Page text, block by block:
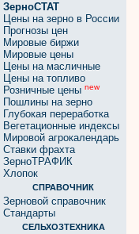
ЗерноСТАТ
Цены на зерно в России
Прогнозы цен
Мировые биржи
Мировые цены
Цены на масличные
Цены на топливо
Розничные цены new
Пошлины на зерно
Глубокая переработка
Вегетационные индексы
Мировой агрокалендарь
Ставки фрахта
ЗерноТРАФИК
Хлопок
СПРАВОЧНИК
Зерновой справочник
Стандарты
СЕЛЬХОЗТЕХНИКА